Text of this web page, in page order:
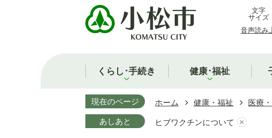
文字
サイズ
音声読み
くらし･手続き 健康･福祉
現在のページ ホーム 健康・福祉 医療
あしあと
ヒブワクチンについて